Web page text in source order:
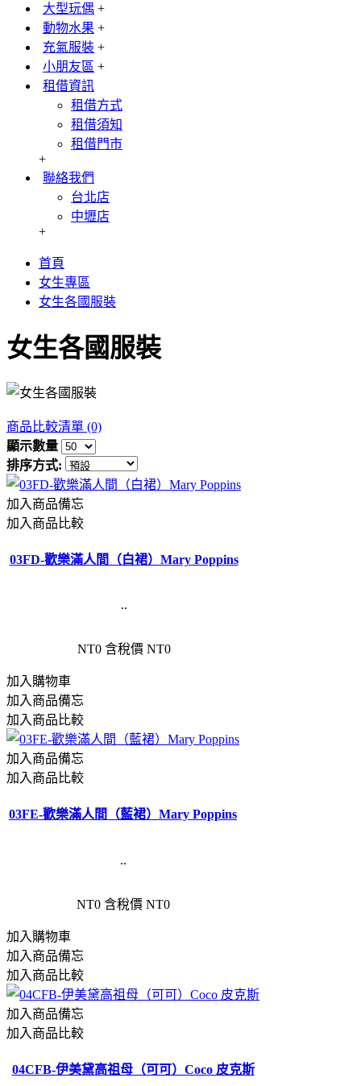
大型玩偶 +
動物水果 +
充氣服裝 +
小朋友區 +
租借資訊
租借方式
租借須知
租借門市
+
聯絡我們
台北店
中壢店
+
首頁
女生專區
女生各國服裝
女生各國服裝
商品比較清單 (0)
顯示數量
排序方式:
加入商品備忘
加入商品比較
03FD-歡樂滿人間（白裙）Mary Poppins
..
NT0 含稅價 NT0
加入購物車
加入商品備忘
加入商品比較
加入商品備忘
加入商品比較
03FE-歡樂滿人間（藍裙）Mary Poppins
..
NT0 含稅價 NT0
加入購物車
加入商品備忘
加入商品比較
加入商品備忘
加入商品比較
04CFB-伊美黛高祖母（可可）Coco 皮克斯